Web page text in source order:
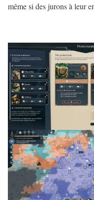
même si des jurons à leur